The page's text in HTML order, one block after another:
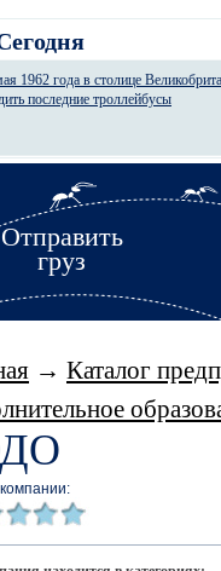
1962 года в столице
последние троллейбусы
Отправить
груз
→ Каталог